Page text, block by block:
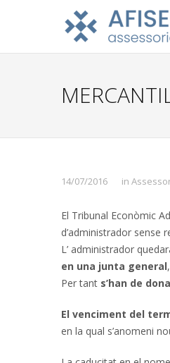
14/07/2016 in
El Tribunal Econòmic
d’administrador sense
L’ administrador
en una junta general
Per tant s’han de
El venciment del
en la qual s’anomeni